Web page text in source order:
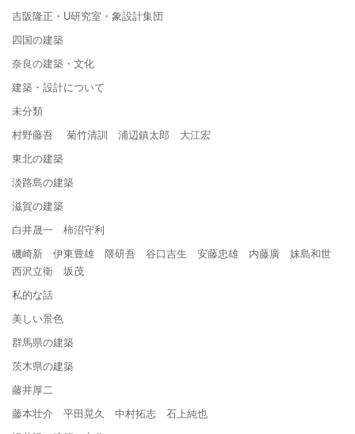
吉阪隆正・U研究室・象設計集団
四国の建築
奈良の建築・文化
建築・設計について
未分類
村野藤吾 菊竹清訓 浦辺鎮太郎 大江宏
東北の建築
淡路島の建築
滋賀の建築
白井晟一 柿沼守利
磯崎新 伊東豊雄 隈研吾 谷口吉生 安藤忠雄 内藤廣 妹島和世
西沢立衛 坂茂
私的な話
美しい景色
群馬県の建築
茨木県の建築
藤井厚二
藤本壮介 平田晃久 中村拓志 石上純也